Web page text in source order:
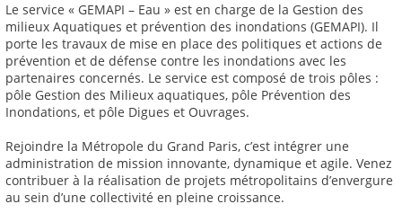
Le service « GEMAPI – Eau » est en charge de la Gestion des
milieux Aquatiques et prévention des inondations (GEMAPI). Il
porte les travaux de mise en place des politiques et actions de
prévention et de défense contre les inondations avec les
partenaires concernés. Le service est composé de trois pôles :
pôle Gestion des Milieux aquatiques, pôle Prévention des
Inondations, et pôle Digues et Ouvrages.
Rejoindre la Métropole du Grand Paris, c’est intégrer une
administration de mission innovante, dynamique et agile. Venez
contribuer à la réalisation de projets métropolitains d’envergure
au sein d’une collectivité en pleine croissance.